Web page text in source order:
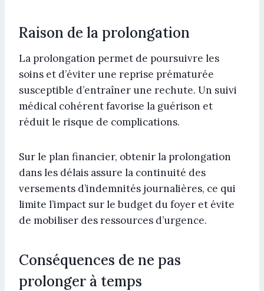
Raison de la prolongation
La prolongation permet de poursuivre les
soins et d’éviter une reprise prématurée
susceptible d’entraîner une rechute. Un suivi
médical cohérent favorise la guérison et
réduit le risque de complications.
Sur le plan financier, obtenir la prolongation
dans les délais assure la continuité des
versements d’indemnités journalières, ce qui
limite l’impact sur le budget du foyer et évite
de mobiliser des ressources d’urgence.
Conséquences de ne pas
prolonger à temps